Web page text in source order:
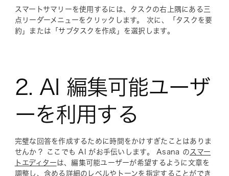
スマートサマリーを使用するには、タスクの右上隅にある三
点リーダーメニューをクリックします。 次に、「タスクを要
約」または「サブタスクを作成」を選択します。
2. AI 編集可能ユーザ
ーを利用する
完璧な回答を作成するために時間をかけすぎたことはありま
せんか？ ここでも AI がお手伝いします。 Asana の スマー
トエディターは、編集可能ユーザーが希望するように文章を
調整し、含める詳細のレベルやトーンを指定することができ